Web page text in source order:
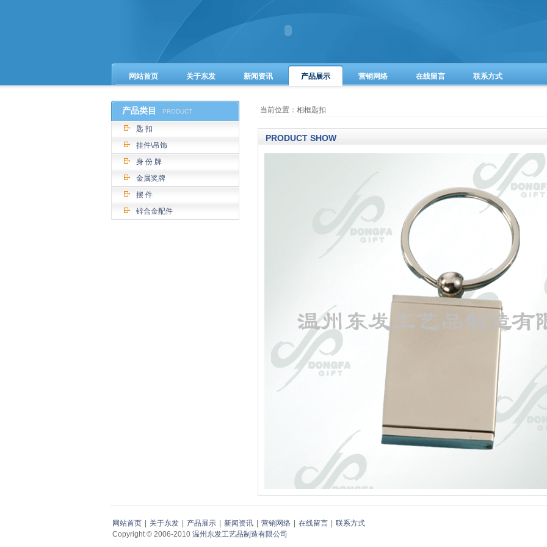
网站首页 关于东发 新闻资讯 产品展示 营销网络 在线留言 联系方式
产品类目 PRODUCT
匙 扣
挂件\吊饰
身 份 牌
金属奖牌
摆 件
锌合金配件
当前位置：相框匙扣
PRODUCT SHOW
网站首页 关于东发 产品展示 新闻资讯 营销网络 在线留言
联系方式
Copyright © 2006-2010 温州东发工艺品制造有限公司